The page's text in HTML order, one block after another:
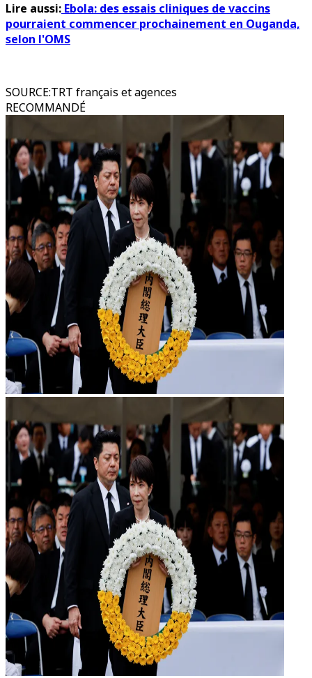
Lire aussi: Ebola: des essais cliniques de vaccins
pourraient commencer prochainement en Ouganda,
selon l'OMS
SOURCE:TRT français et agences
RECOMMANDÉ